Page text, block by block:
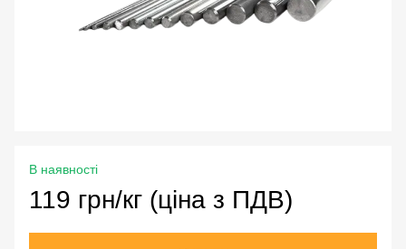
В наявності
119 грн/кг (ціна з ПДВ)